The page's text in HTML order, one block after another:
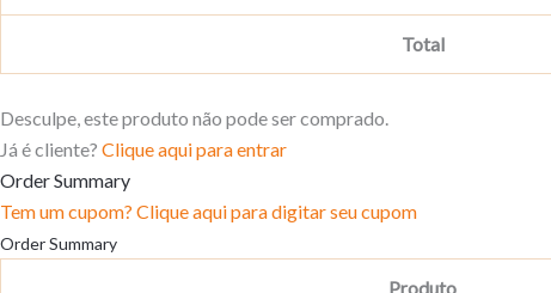
Total
Desculpe, este produto não pode ser comprado.
Já é cliente? Clique aqui para entrar
Order Summary
Tem um cupom? Clique aqui para digitar seu cupom
Order Summary
Produto